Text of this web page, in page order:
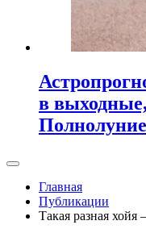
в
Полнолуние
Главная
Публикации
Такая разная